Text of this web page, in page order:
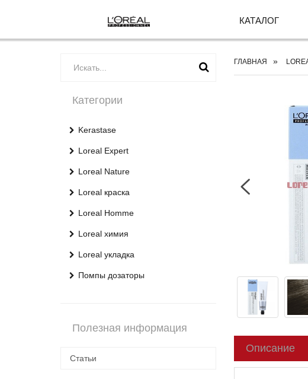
КАТАЛОГ
Категории
Kerastase
Loreal Expert
Loreal Nature
Loreal краска
Loreal Homme
Loreal химия
Loreal укладка
Помпы дозаторы
Полезная информация
Статьи
ГЛАВНАЯ
Описание